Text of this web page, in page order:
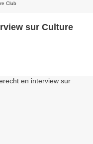
Club
sur Culture